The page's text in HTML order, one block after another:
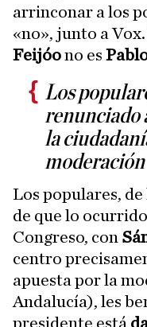
arrinconar a los
«no», junto a
Feijóono es
Los
renunciado
la
moderación
Los populares,
de que lo
Congreso, con
centro
apuesta por la
Andalucía), les
presidente está